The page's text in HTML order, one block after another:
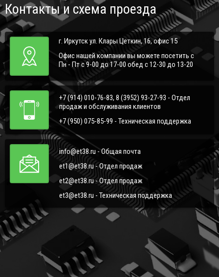
Контакты и схема проезда
г. Иркутск ул. Клары Цеткин, 16, офис 15
Офис нашей компании вы можете посетить с
Пн - Пт с 9-00 до 17-00 обед с 12-30 до 13-20
+7 (914) 010-76-83, 8 (3952) 93-27-93 - Отдел
продаж и обслуживания клиентов
+7 (950) 075-85-99 - Техническая поддержка
info@et38.ru - Общая почта
et1@et38.ru - Отдел продаж
et2@et38.ru - Отдел продаж
et3@et38.ru - Техническая поддержка